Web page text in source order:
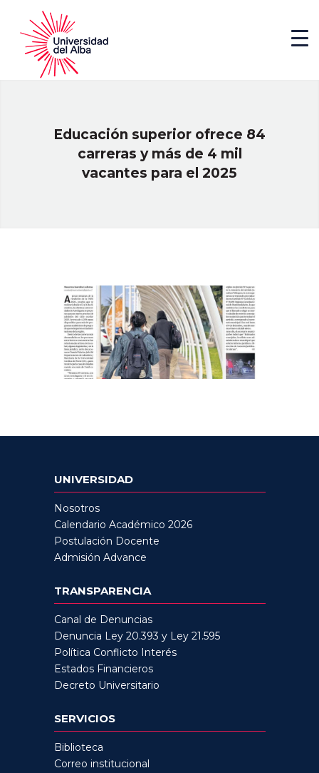
Educación superior ofrece 84
carreras y más de 4 mil
vacantes para el 2025
UNIVERSIDAD
Nosotros
Calendario Académico 2026
Postulación Docente
Admisión Advance
TRANSPARENCIA
Canal de Denuncias
Denuncia Ley 20.393 y Ley 21.595
Política Conflicto Interés
Estados Financieros
Decreto Universitario
SERVICIOS
Biblioteca
Correo institucional